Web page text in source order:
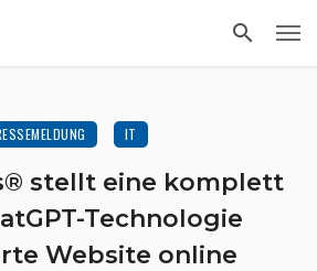
IT
stellt eine komplett
Technologie
Website online